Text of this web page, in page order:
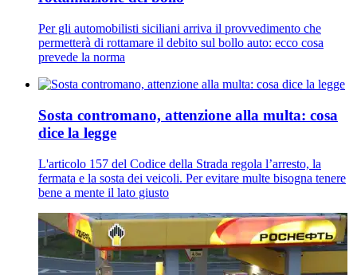
Per gli automobilisti siciliani arriva il provvedimento che
permetterà di rottamare il debito sul bollo auto: ecco cosa
prevede la norma
Sosta contromano, attenzione alla multa: cosa
dice la legge
L'articolo 157 del Codice della Strada regola l’arresto, la
fermata e la sosta dei veicoli. Per evitare multe bisogna tenere
bene a mente il lato giusto